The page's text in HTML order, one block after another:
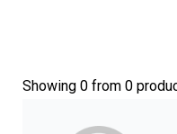
Showing 0 from 0